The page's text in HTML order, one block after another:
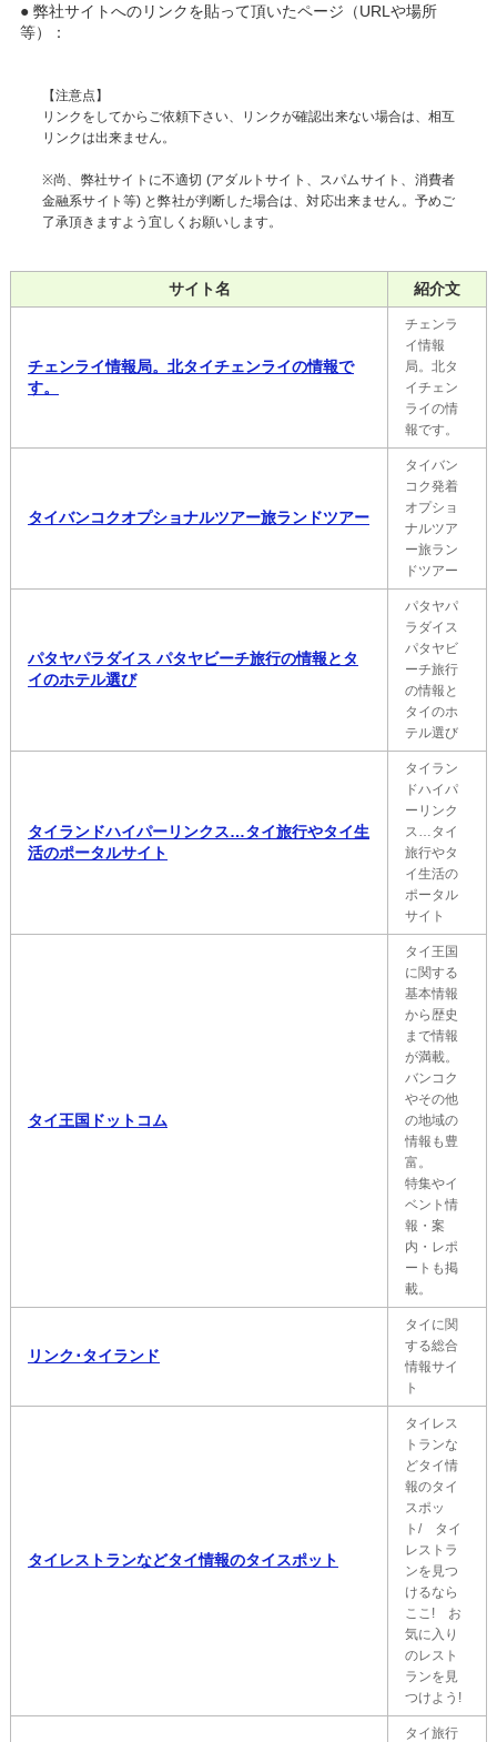
● 弊社サイトへのリンクを貼って頂いたページ（URLや場所
等）：
【注意点】
リンクをしてからご依頼下さい、リンクが確認出来ない場合は、相互
リンクは出来ません。
※尚、弊社サイトに不適切 (アダルトサイト、スパムサイト、消費者
金融系サイト等) と弊社が判断した場合は、対応出来ません。予めご
了承頂きますよう宜しくお願いします。
サイト名 紹介文
チェンライ情報局。北タイチェンライの情報で
す。
チェンラ
イ情報
局。北タ
イチェン
ライの情
報です。
タイバンコクオプショナルツアー旅ランドツアー
タイバン
コク発着
オプショ
ナルツア
ー旅ラン
ドツアー
パタヤパラダイス パタヤビーチ旅行の情報とタ
イのホテル選び
パタヤパ
ラダイス
パタヤビ
ーチ旅行
の情報と
タイのホ
テル選び
タイランドハイパーリンクス…タイ旅行やタイ生
活のポータルサイト
タイラン
ドハイパ
ーリンク
ス…タイ
旅行やタ
イ生活の
ポータル
サイト
タイ王国ドットコム
タイ王国
に関する
基本情報
から歴史
まで情報
が満載。
バンコク
やその他
の地域の
情報も豊
富。
特集やイ
ベント情
報・案
内・レポ
ートも掲
載。
リンク･タイランド
タイに関
する総合
情報サイ
ト
タイレストランなどタイ情報のタイスポット
タイレス
トランな
どタイ情
報のタイ
スポッ
ト/ タイ
レストラ
ンを見つ
けるなら
ここ! お
気に入り
のレスト
ランを見
つけよう!
タイ旅行